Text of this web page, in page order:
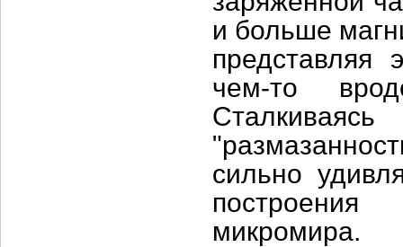
и больше
представляя
чем-то
сильно
микромира.